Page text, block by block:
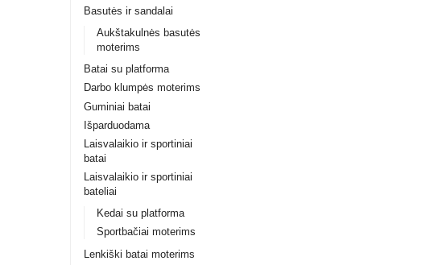
Basutės ir sandalai
Aukštakulnės basutės
moterims
Batai su platforma
Darbo klumpės moterims
Guminiai batai
Išparduodama
Laisvalaikio ir sportiniai
batai
Laisvalaikio ir sportiniai
bateliai
Kedai su platforma
Sportbačiai moterims
Lenkiški batai moterims